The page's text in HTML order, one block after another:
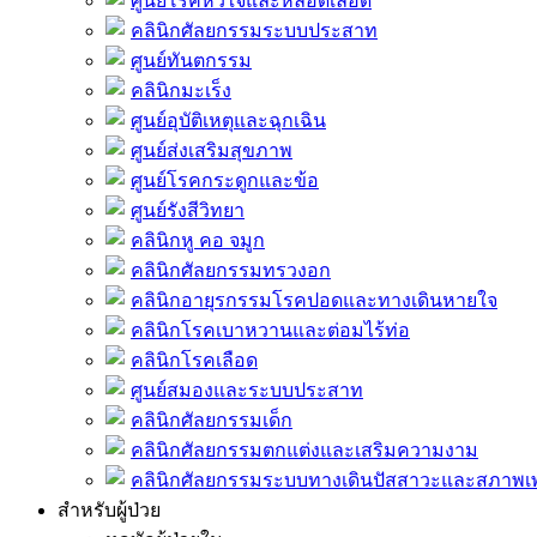
คลินิกศัลยกรรมระบบประสาท
ศูนย์ทันตกรรม
คลินิกมะเร็ง
ศูนย์อุบัติเหตุและฉุกเฉิน
ศูนย์ส่งเสริมสุขภาพ
ศูนย์โรคกระดูกและข้อ
ศูนย์รังสีวิทยา
คลินิกหู คอ จมูก
คลินิกศัลยกรรมทรวงอก
คลินิกอายุรกรรมโรคปอดและทางเดินหายใจ
คลินิกโรคเบาหวานและต่อมไร้ท่อ
คลินิกโรคเลือด
ศูนย์สมองและระบบประสาท
คลินิกศัลยกรรมเด็ก
คลินิกศัลยกรรมตกแต่งและเสริมความงาม
คลินิกศัลยกรรมระบบทางเดินปัสสาวะและสภาพเ
สำหรับผู้ป่วย